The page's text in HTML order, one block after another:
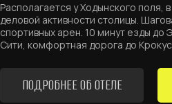
ПОДРОБНЕЕ ОБ ОТЕЛЕ
Располагается у Ходынского поля,
деловой активности столицы.
спортивных арен. 10 минут езды до
Сити, комфортная дорога до